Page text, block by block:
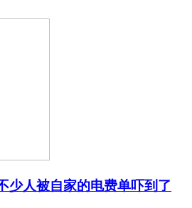
少人被自家的电费单吓到了